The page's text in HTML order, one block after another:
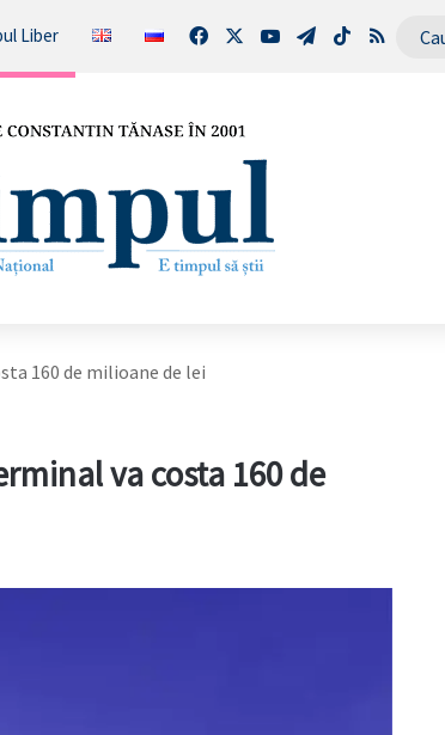
Liber FacebookYouTubeTelegram
TikTokRSS
160 de milioane de lei
va costa 160 de